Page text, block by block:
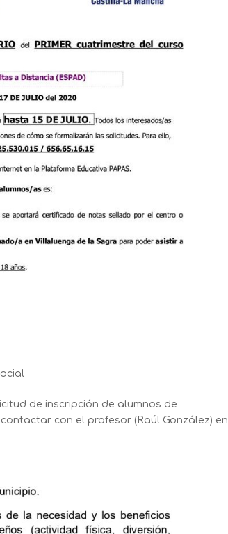
de inscripción de alumnos de
con el profesor (Raúl González) en